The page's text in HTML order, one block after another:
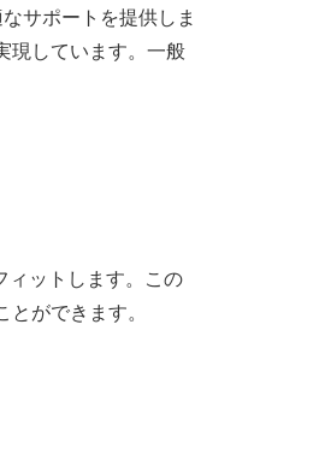
サポートを提供しま
現しています。一般
ィットします。この
ができます。